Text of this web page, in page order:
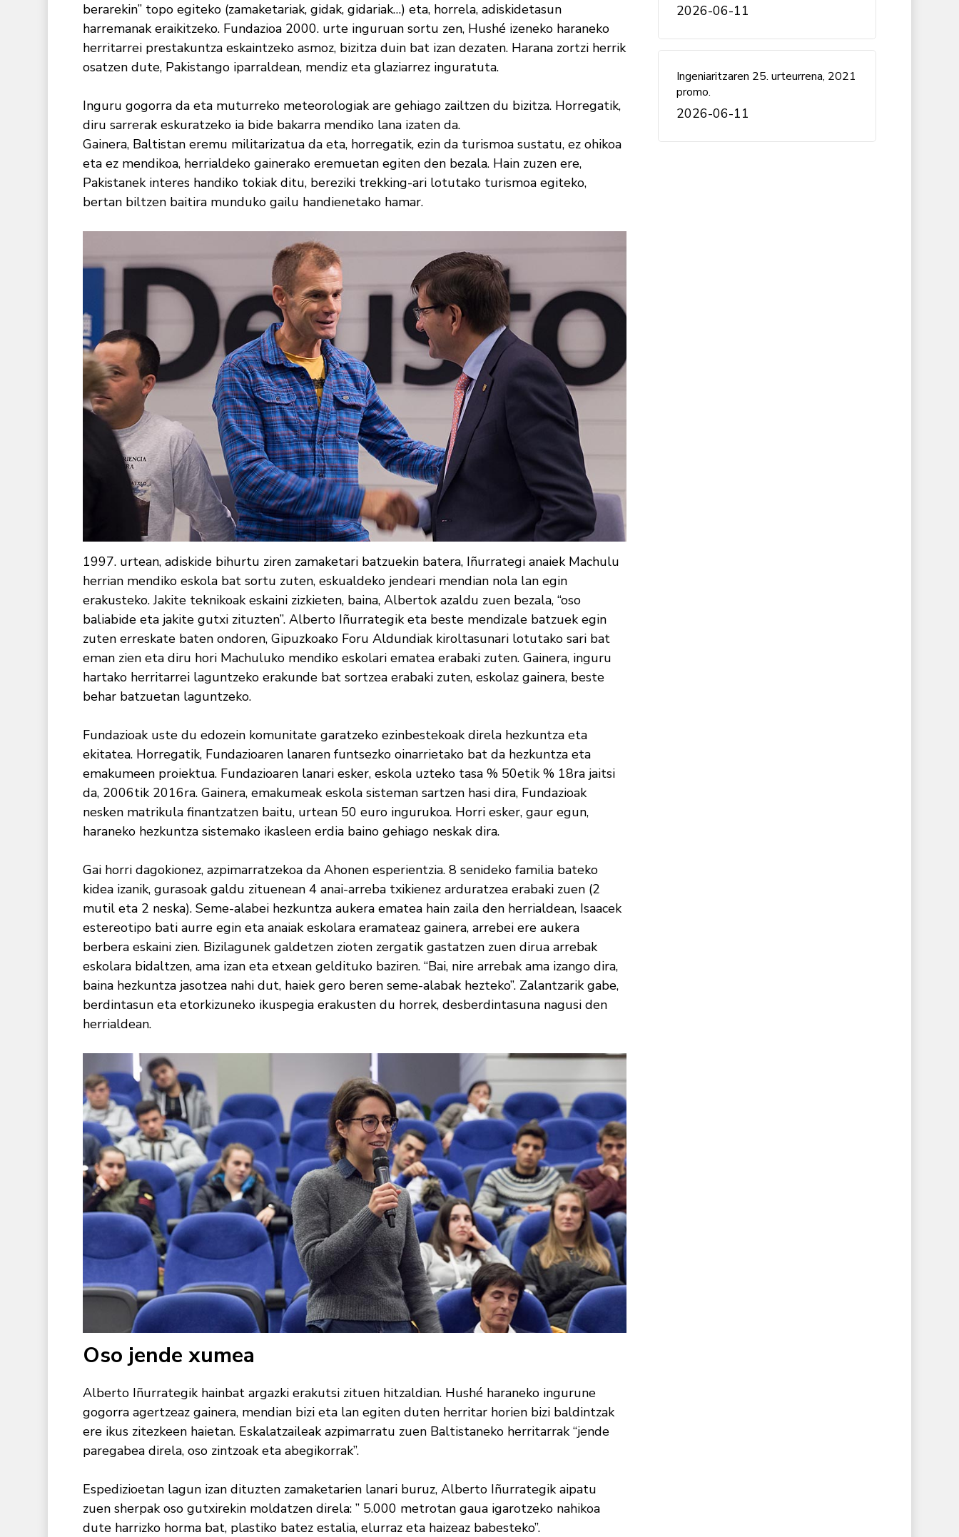
berarekin” topo egiteko (zamaketariak, gidak, gidariak…) eta, horrela, adiskidetasun
harremanak eraikitzeko. Fundazioa 2000. urte inguruan sortu zen, Hushé izeneko haraneko
herritarrei prestakuntza eskaintzeko asmoz, bizitza duin bat izan dezaten. Harana zortzi herrik
osatzen dute, Pakistango iparraldean, mendiz eta glaziarrez inguratuta.
Inguru gogorra da eta muturreko meteorologiak are gehiago zailtzen du bizitza. Horregatik,
diru sarrerak eskuratzeko ia bide bakarra mendiko lana izaten da.
Gainera, Baltistan eremu militarizatua da eta, horregatik, ezin da turismoa sustatu, ez ohikoa
eta ez mendikoa, herrialdeko gainerako eremuetan egiten den bezala. Hain zuzen ere,
Pakistanek interes handiko tokiak ditu, bereziki trekking-ari lotutako turismoa egiteko,
bertan biltzen baitira munduko gailu handienetako hamar.
1997. urtean, adiskide bihurtu ziren zamaketari batzuekin batera, Iñurrategi anaiek Machulu
herrian mendiko eskola bat sortu zuten, eskualdeko jendeari mendian nola lan egin
erakusteko. Jakite teknikoak eskaini zizkieten, baina, Albertok azaldu zuen bezala, “oso
baliabide eta jakite gutxi zituzten”. Alberto Iñurrategik eta beste mendizale batzuek egin
zuten erreskate baten ondoren, Gipuzkoako Foru Aldundiak kiroltasunari lotutako sari bat
eman zien eta diru hori Machuluko mendiko eskolari ematea erabaki zuten. Gainera, inguru
hartako herritarrei laguntzeko erakunde bat sortzea erabaki zuten, eskolaz gainera, beste
behar batzuetan laguntzeko.
Fundazioak uste du edozein komunitate garatzeko ezinbestekoak direla hezkuntza eta
ekitatea. Horregatik, Fundazioaren lanaren funtsezko oinarrietako bat da hezkuntza eta
emakumeen proiektua. Fundazioaren lanari esker, eskola uzteko tasa % 50etik % 18ra jaitsi
da, 2006tik 2016ra. Gainera, emakumeak eskola sisteman sartzen hasi dira, Fundazioak
nesken matrikula finantzatzen baitu, urtean 50 euro ingurukoa. Horri esker, gaur egun,
haraneko hezkuntza sistemako ikasleen erdia baino gehiago neskak dira.
Gai horri dagokionez, azpimarratzekoa da Ahonen esperientzia. 8 senideko familia bateko
kidea izanik, gurasoak galdu zituenean 4 anai-arreba txikienez arduratzea erabaki zuen (2
mutil eta 2 neska). Seme-alabei hezkuntza aukera ematea hain zaila den herrialdean, Isaacek
estereotipo bati aurre egin eta anaiak eskolara eramateaz gainera, arrebei ere aukera
berbera eskaini zien. Bizilagunek galdetzen zioten zergatik gastatzen zuen dirua arrebak
eskolara bidaltzen, ama izan eta etxean geldituko baziren. “Bai, nire arrebak ama izango dira,
baina hezkuntza jasotzea nahi dut, haiek gero beren seme-alabak hezteko”. Zalantzarik gabe,
berdintasun eta etorkizuneko ikuspegia erakusten du horrek, desberdintasuna nagusi den
herrialdean.
Oso jende xumea
Alberto Iñurrategik hainbat argazki erakutsi zituen hitzaldian. Hushé haraneko ingurune
gogorra agertzeaz gainera, mendian bizi eta lan egiten duten herritar horien bizi baldintzak
ere ikus zitezkeen haietan. Eskalatzaileak azpimarratu zuen Baltistaneko herritarrak “jende
paregabea direla, oso zintzoak eta abegikorrak”.
Espedizioetan lagun izan dituzten zamaketarien lanari buruz, Alberto Iñurrategik aipatu
zuen sherpak oso gutxirekin moldatzen direla: ” 5.000 metrotan gaua igarotzeko nahikoa
dute harrizko horma bat, plastiko batez estalia, elurraz eta haizeaz babesteko”.
2026-06-11
Ingeniaritzaren 25. urteurrena, 2021
promo.
2026-06-11